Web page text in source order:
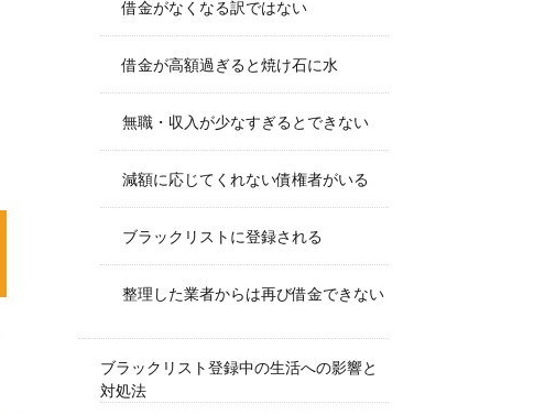
借金がなくなる訳ではない
借金が高額過ぎると焼け石に水
無職・収入が少なすぎるとできない
減額に応じてくれない債権者がいる
ブラックリストに登録される
整理した業者からは再び借金できない
ブラックリスト登録中の生活への影響と
対処法